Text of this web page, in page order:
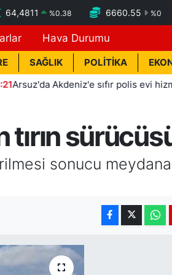
64,4811 %0.38 6660.55 %0
Hava Durumu
SAĞLIK POLİTİKA
Akdeniz'e sıfır polis evi hizmete
sonucu